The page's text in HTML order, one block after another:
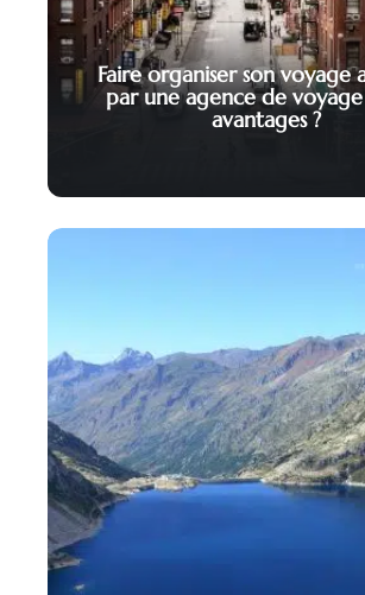
Faire organiser son voyage
par une agence de voyage
avantages ?